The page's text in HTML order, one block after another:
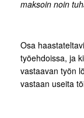
maksoin noin
Osa
työehdoissa, ja
vastaavan työn
vastaan useita